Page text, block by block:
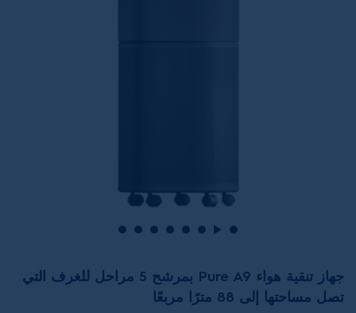
جهاز تنقية هواء Pure A9 بمرشح 5 مراحل للغرف التي
تصل مساحتها إلى 88 مترًا مربعًا